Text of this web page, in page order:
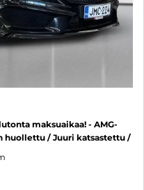
maksuaikaa! - AMG-
huollettu / Juuri katsastettu /